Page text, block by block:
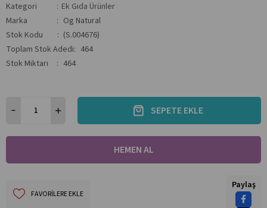
Kategori : Ek Gıda Ürünler
Marka
: Og Natural
Stok Kodu
(S.004676)
Toplam Stok Adedi: 464
Stok Miktarı
: 464
FAVORILERE EKLE
Paylaş